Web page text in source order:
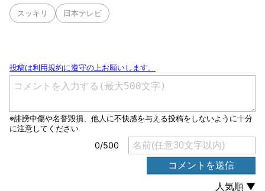
スッキリ 日本テレビ